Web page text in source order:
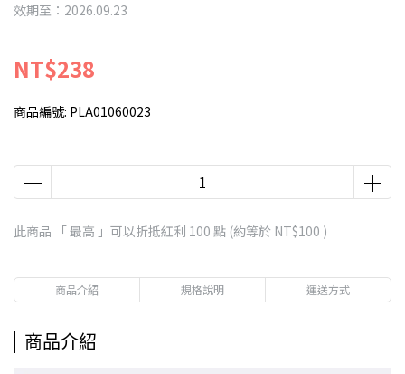
效期至：2026.09.23
NT$238
商品編號: PLA01060023
此商品 「 最高 」可以折抵紅利 100 點 (約等於 NT$100 )
商品介紹 規格說明 運送方式
商品介紹